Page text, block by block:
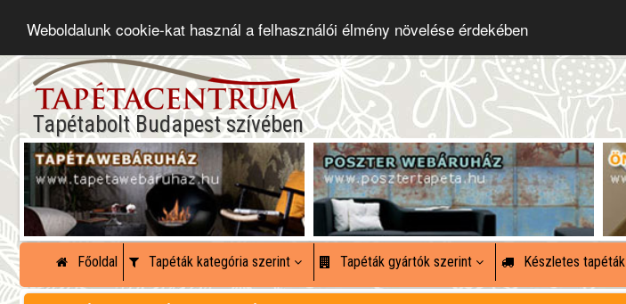
Weboldalunk cookie-kat használ a felhasználói élmény növelése érdekében
Tapétabolt Budapest szívében
Főoldal Tapéták kategória szerint Tapéták gyártók szerint Készletes tapéták